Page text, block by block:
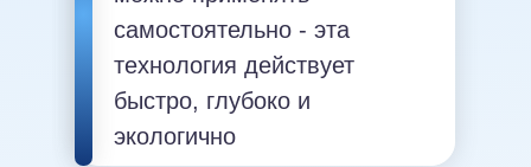
самостоятельно - эта
технология действует
быстро, глубоко и
экологично